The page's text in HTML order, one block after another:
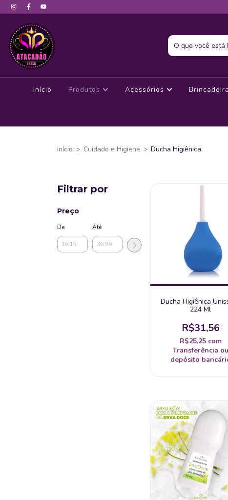
Início Produtos Acessórios
Início > Cuidado e Higiene > Ducha Higiênica
Filtrar por
Preço
De Até
Ducha Higiênica
224 Ml
R$31,56
R$25,25 com
Transferência ou
depósito